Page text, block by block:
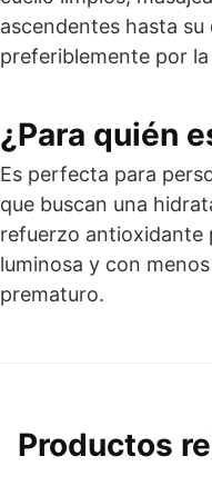
ascendentes hasta
preferiblemente por
¿Para quién
Es perfecta para
que buscan una
refuerzo antioxidante
luminosa y con
prematuro.
Productos